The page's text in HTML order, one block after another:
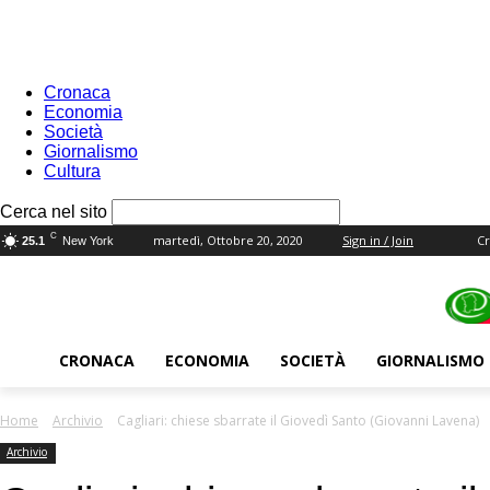
Cronaca
Economia
Società
Giornalismo
Cultura
your password
Cerca nel sito
25.1 C New York martedì, Ottobre 20, 2020 Sign in / Join
CRONACA ECONOMIA SOCIETÀ GIORNALISMO
Home Archivio Cagliari: chiese sbarrate il Giovedì Santo (Giovanni Lavena)
Archivio